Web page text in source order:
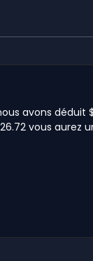
avons déduit
vous aurez